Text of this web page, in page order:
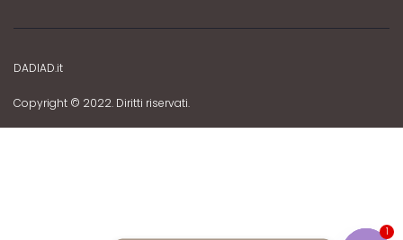
DADIAD.it
Copyright © 2022. Diritti riservati.
1